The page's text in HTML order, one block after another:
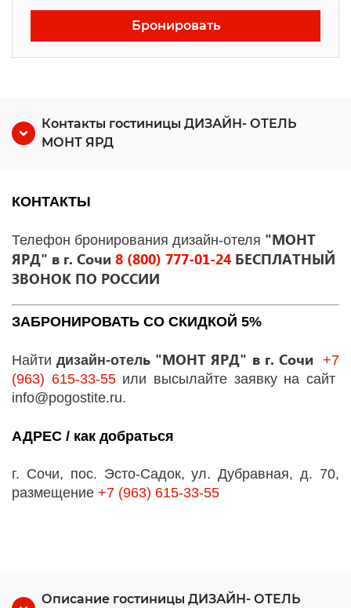
Бронировать
Контакты гостиницы ДИЗАЙН- ОТЕЛЬ
МОНТ ЯРД
КОНТАКТЫ
Телефон бронирования дизайн-отеля "МОНТ
ЯРД" в г. Сочи 8 (800) 777-01-24 БЕСПЛАТНЫЙ
ЗВОНОК ПО РОССИИ
ЗАБРОНИРОВАТЬ СО СКИДКОЙ 5%
Найтидизайн-отель "МОНТ ЯРД" в г. Сочи
+7
(963) 615-33-55или высылайте заявку на сайт
info@pogostite.ru.
АДРЕС / как добраться
г. Сочи, пос. Эсто-Садок, ул. Дубравная, д. 70,
размещение +7 (963) 615-33-55
Описание гостиницы ДИЗАЙН- ОТЕЛЬ